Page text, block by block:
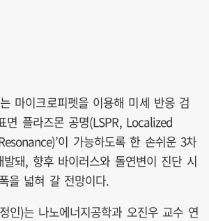
마이크로피펫을 이용해 미세 반응 검
면 플라즈몬 공명(LSPR, Localized
이 가능하도록 한 손쉬운 3차
돼, 향후 바이러스와 돌연변이 진단 시
을 넓혀 갈 전망이다.
인)는 나노에너지공학과 오진우 교수 연